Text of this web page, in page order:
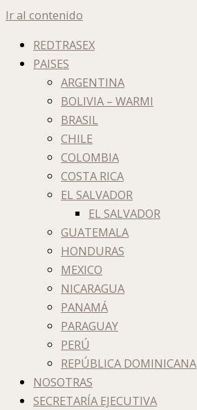
Ir al contenido
REDTRASEX
PAISES
ARGENTINA
BOLIVIA – WARMI
BRASIL
CHILE
COLOMBIA
COSTA RICA
EL SALVADOR
EL SALVADOR
GUATEMALA
HONDURAS
MEXICO
NICARAGUA
PANAMÁ
PARAGUAY
PERÚ
REPÚBLICA DOMINICANA
NOSOTRAS
SECRETARÍA EJECUTIVA